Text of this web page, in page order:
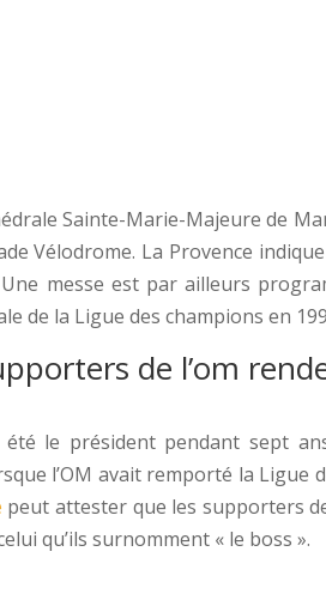
Sainte-Marie-Majeure de
Vélodrome. La Provence
messe est par ailleurs
de la Ligue des champions en
de l’om
le président pendant sept
l’OM avait remporté la Ligue
peut attester que les supporters
qu’ils surnomment « le boss ».